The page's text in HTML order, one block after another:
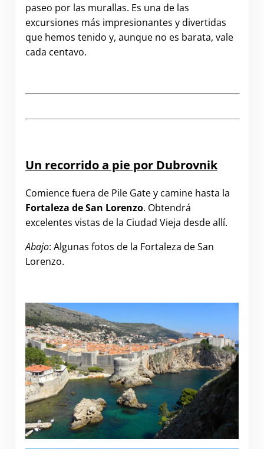
paseo por las murallas. Es una de las
excursiones más impresionantes y divertidas
que hemos tenido y, aunque no es barata, vale
cada centavo.
Un recorrido a pie por Dubrovnik
Comience fuera de Pile Gate y camine hasta la
Fortaleza de San Lorenzo. Obtendrá
excelentes vistas de la Ciudad Vieja desde allí.
Abajo: Algunas fotos de la Fortaleza de San
Lorenzo.